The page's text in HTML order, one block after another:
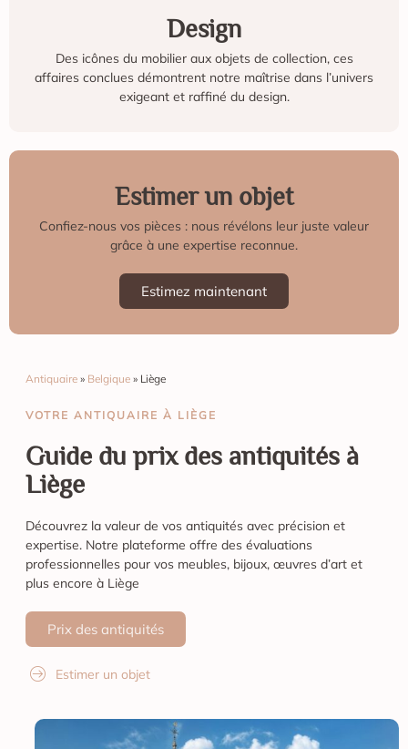
Design
Des icônes du mobilier aux objets de collection, ces
affaires conclues démontrent notre maîtrise dans l’univers
exigeant et raffiné du design.
Estimer un objet
Confiez-nous vos pièces : nous révélons leur juste valeur
grâce à une expertise reconnue.
Estimez maintenant
Antiquaire » Belgique » Liège
VOTRE ANTIQUAIRE À LIÈGE
Guide du prix des antiquités à
Liège
Découvrez la valeur de vos antiquités avec précision et
expertise. Notre plateforme offre des évaluations
professionnelles pour vos meubles, bijoux, œuvres d’art et
plus encore à Liège
Prix des antiquités
Estimer un objet